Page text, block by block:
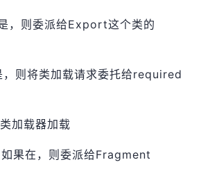
，则委派给Export这个类的
则将类加载请求委托给required
加载器加载
果在，则委派给Fragment